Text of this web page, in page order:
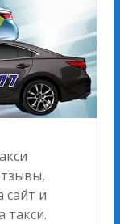
сайт и
такси.